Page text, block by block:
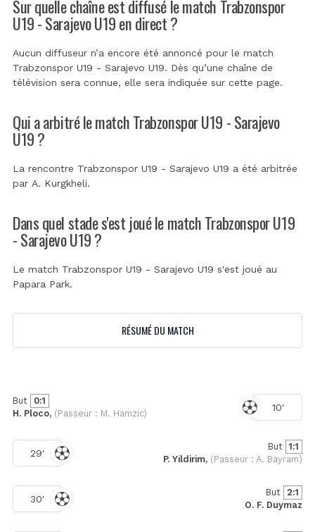
Sur quelle chaîne est diffusé le match Trabzonspor
U19 - Sarajevo U19 en direct ?
Aucun diffuseur n’a encore été annoncé pour le match
Trabzonspor U19 - Sarajevo U19. Dès qu’une chaîne de
télévision sera connue, elle sera indiquée sur cette page.
Qui a arbitré le match Trabzonspor U19 - Sarajevo
U19 ?
La rencontre Trabzonspor U19 - Sarajevo U19 a été arbitrée
par A. Kurgkheli.
Dans quel stade s'est joué le match Trabzonspor U19
- Sarajevo U19 ?
Le match Trabzonspor U19 - Sarajevo U19 s'est joué au
Papara Park.
RÉSUMÉ DU MATCH
10'
But
0:1
H. Ploco, (Passeur : M. Hamzic)
29'
But 1:1
P. Yildirim, (Passeur : A. Bayram)
30'
But 2:1
O. F. Duymaz